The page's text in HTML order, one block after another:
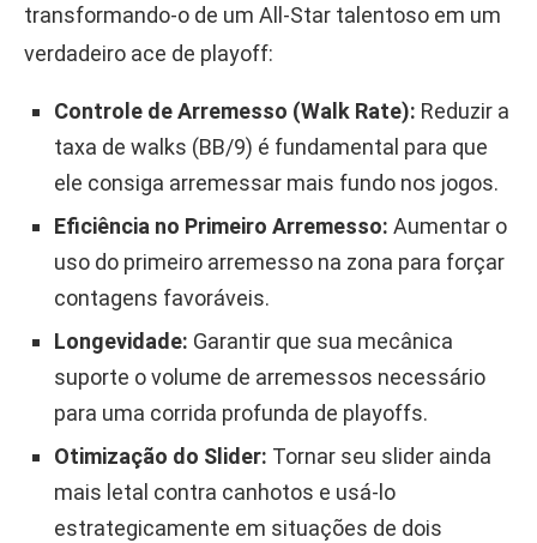
transformando-o de um All-Star talentoso em um
verdadeiro ace de playoff:
Controle de Arremesso (Walk Rate): Reduzir a
taxa de walks (BB/9) é fundamental para que
ele consiga arremessar mais fundo nos jogos.
Eficiência no Primeiro Arremesso: Aumentar o
uso do primeiro arremesso na zona para forçar
contagens favoráveis.
Longevidade: Garantir que sua mecânica
suporte o volume de arremessos necessário
para uma corrida profunda de playoffs.
Otimização do Slider: Tornar seu slider ainda
mais letal contra canhotos e usá-lo
estrategicamente em situações de dois